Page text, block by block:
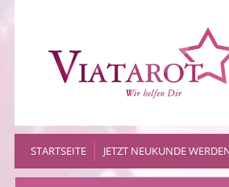
STARTSEITE JETZT NEUKUNDE